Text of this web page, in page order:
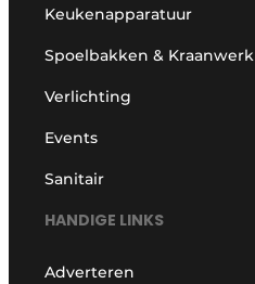
Keukenapparatuur
Spoelbakken & Kraanwerk
Verlichting
Events
Sanitair
HANDIGE LINKS
Adverteren